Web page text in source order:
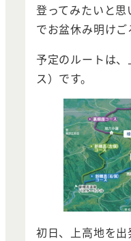
登ってみたいと
でお盆休み明けご
予定のルートは
ス）です。
初日、上高地を